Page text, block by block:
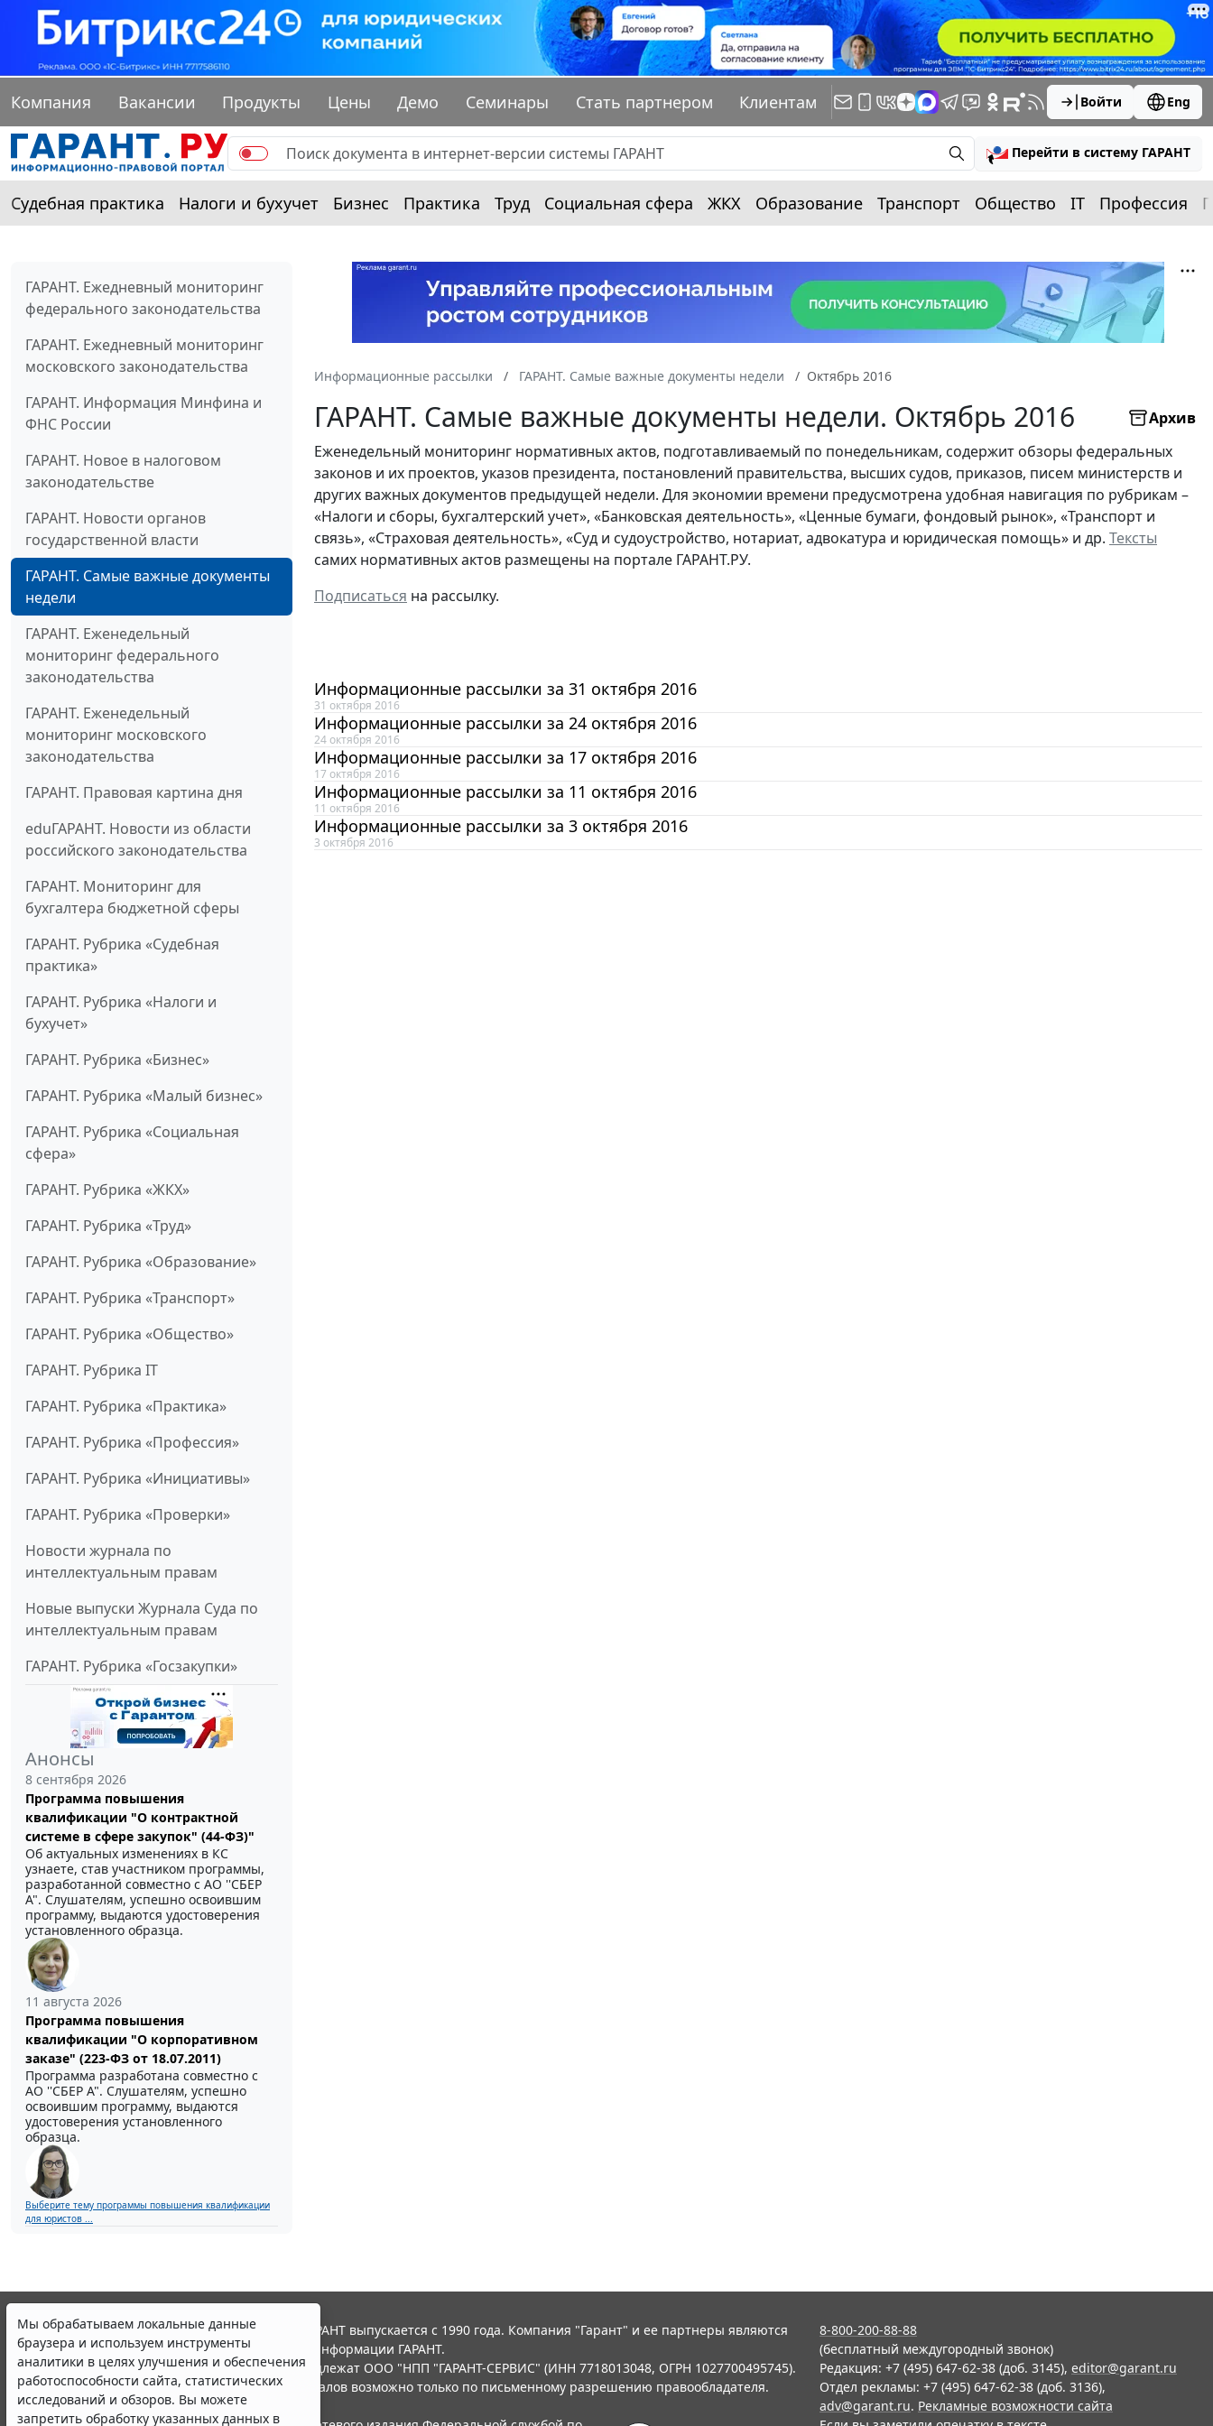
Компания Вакансии Продукты Цены Демо Семинары Стать партнером Клиентам Войти Eng
Перейти в систему ГАРАНТ
Судебная практика Налоги и бухучет Бизнес Практика Труд Социальная сфера ЖКХ Образование Транспорт Общество IT Профессия
ГАРАНТ. Ежедневный мониторинг
федерального законодательства
ГАРАНТ. Ежедневный мониторинг
московского законодательства
ГАРАНТ. Информация Минфина и
ФНС России
ГАРАНТ. Новое в налоговом
законодательстве
ГАРАНТ. Новости органов
государственной власти
ГАРАНТ. Самые важные документы
недели
ГАРАНТ. Еженедельный
мониторинг федерального
законодательства
ГАРАНТ. Еженедельный
мониторинг московского
законодательства
ГАРАНТ. Правовая картина дня
eduГАРАНТ. Новости из области
российского законодательства
ГАРАНТ. Мониторинг для
бухгалтера бюджетной сферы
ГАРАНТ. Рубрика «Судебная
практика»
ГАРАНТ. Рубрика «Налоги и
бухучет»
ГАРАНТ. Рубрика «Бизнес»
ГАРАНТ. Рубрика «Малый бизнес»
ГАРАНТ. Рубрика «Социальная
сфера»
ГАРАНТ. Рубрика «ЖКХ»
ГАРАНТ. Рубрика «Труд»
ГАРАНТ. Рубрика «Образование»
ГАРАНТ. Рубрика «Транспорт»
ГАРАНТ. Рубрика «Общество»
ГАРАНТ. Рубрика IT
ГАРАНТ. Рубрика «Практика»
ГАРАНТ. Рубрика «Профессия»
ГАРАНТ. Рубрика «Инициативы»
ГАРАНТ. Рубрика «Проверки»
Новости журнала по
интеллектуальным правам
Новые выпуски Журнала Суда по
интеллектуальным правам
ГАРАНТ. Рубрика «Госзакупки»
Анонсы
8 сентября 2026
Программа повышения
квалификации "О контрактной
системе в сфере закупок" (44-ФЗ)"
Об актуальных изменениях в КС
узнаете, став участником программы,
разработанной совместно с АО ''СБЕР
А". Слушателям, успешно освоившим
программу, выдаются удостоверения
установленного образца.
11 августа 2026
Программа повышения
квалификации "О корпоративном
заказе" (223-ФЗ от 18.07.2011)
Программа разработана совместно с
АО ''СБЕР А". Слушателям, успешно
освоившим программу, выдаются
удостоверения установленного
образца.
Выберите тему программы повышения квалификации
для юристов ...
Информационные рассылки ГАРАНТ. Самые важные документы недели Октябрь 2016
ГАРАНТ. Самые важные документы недели. Октябрь 2016
Архив
Еженедельный мониторинг нормативных актов, подготавливаемый по понедельникам, содержит обзоры федеральных
законов и их проектов, указов президента, постановлений правительства, высших судов, приказов, писем министерств и
других важных документов предыдущей недели. Для экономии времени предусмотрена удобная навигация по рубрикам –
«Налоги и сборы, бухгалтерский учет», «Банковская деятельность», «Ценные бумаги, фондовый рынок», «Транспорт и
связь», «Страховая деятельность», «Суд и судоустройство, нотариат, адвокатура и юридическая помощь» и др. Тексты
самих нормативных актов размещены на портале ГАРАНТ.РУ.
Подписаться на рассылку.
Информационные рассылки за 31 октября 2016
31 октября 2016
Информационные рассылки за 24 октября 2016
24 октября 2016
Информационные рассылки за 17 октября 2016
17 октября 2016
Информационные рассылки за 11 октября 2016
11 октября 2016
Информационные рассылки за 3 октября 2016
3 октября 2016
Мы обрабатываем локальные данные
браузера и используем инструменты
аналитики в целях улучшения и обеспечения
работоспособности сайта, статистических
исследований и обзоров. Вы можете
запретить обработку указанных данных в
© ООО "НПП "ГАРАНТ-СЕРВИС", 2026. Система ГАРАНТ выпускается с 1990 года. Компания "Гарант" и ее партнеры являются
участниками Российской ассоциации правовой информации ГАРАНТ.
Все права на материалы сайта ГАРАНТ.РУ принадлежат ООО "НПП "ГАРАНТ-СЕРВИС" (ИНН 7718013048, ОГРН 1027700495745).
Полное или частичное воспроизведение материалов возможно только по письменному разрешению правообладателя.
Правила использования портала.
8-800-200-88-88
(бесплатный междугородный звонок)
Редакция: +7 (495) 647-62-38 (доб. 3145), editor@garant.ru
Отдел рекламы: +7 (495) 647-62-38 (доб. 3136),
adv@garant.ru. Рекламные возможности сайта